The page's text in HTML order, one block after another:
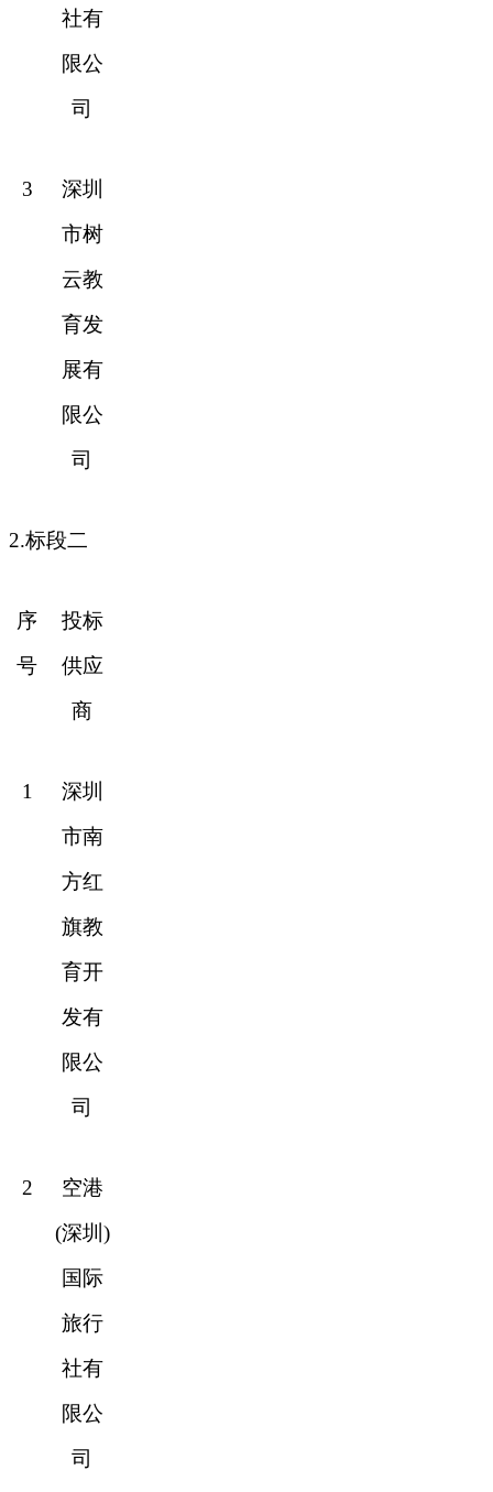
社有
限公
司
3
深圳
市树
云教
育发
展有
限公
司
2.标段二
序
号
投标
供应
商
1
深圳
市南
方红
旗教
育开
发有
限公
司
2
空港
(深圳)
国际
旅行
社有
限公
司